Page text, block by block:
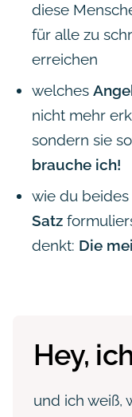
diese
für alle zu
erreichen
welches
nicht mehr
sondern sie
brauche ich!
wie du beides
Satz
denkt: Die
Hey,
und ich weiß,